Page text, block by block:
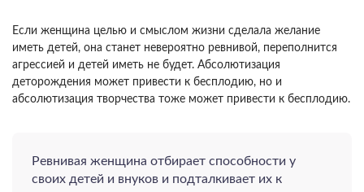
Если женщина целью и смыслом жизни сделала желание
иметь детей, она станет невероятно ревнивой, переполнится
агрессией и детей иметь не будет. Абсолютизация
деторождения может привести к бесплодию, но и
абсолютизация творчества тоже может привести к бесплодию.
Ревнивая женщина отбирает способности у
своих детей и внуков и подталкивает их к